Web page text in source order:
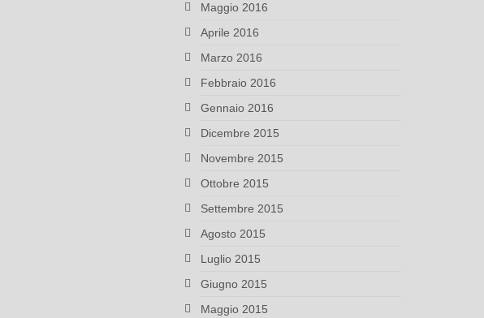
Maggio 2016
Aprile 2016
Marzo 2016
Febbraio 2016
Gennaio 2016
Dicembre 2015
Novembre 2015
Ottobre 2015
Settembre 2015
Agosto 2015
Luglio 2015
Giugno 2015
Maggio 2015